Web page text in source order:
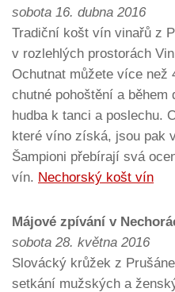
sobota 16. dubna 2016
Tradiční košt vín vinařů z
v rozlehlých prostorách
Ochutnat můžete více než
chutné pohoštění a během
hudba k tanci a poslechu.
které víno získá, jsou pak
Šampioni přebírají svá
vín. Nechorský košt vín
Májové zpívání v
sobota 28. května 2016
Slovácký krůžek z
setkání mužských a